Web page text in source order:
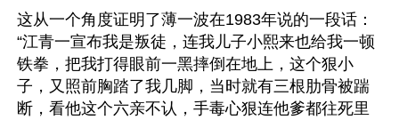
这从一个角度证明了薄一波在1983年说的一段话：
“江青一宣布我是叛徒，连我儿子小熙来也给我一顿
铁拳，把我打得眼前一黑摔倒在地上，这个狠小
子，又照前胸踏了我几脚，当时就有三根肋骨被踹
断，看他这个六亲不认，手毒心狠连他爹都往死里